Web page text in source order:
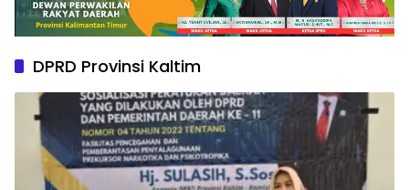
DPRD Provinsi Kaltim